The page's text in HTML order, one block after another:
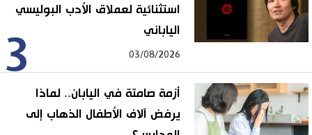
3
استثنائية لعملاق الأدب البوليسي
الياباني
03/08/2026
أزمة صامتة في اليابان.. لماذا
يرفض آلاف الأطفال الذهاب إلى